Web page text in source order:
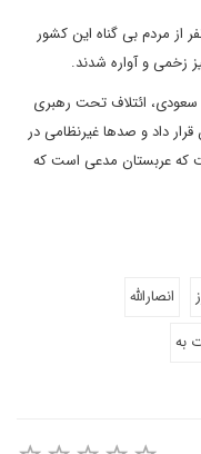
از مردم بی گناه این کشور
زخمی و آواره شدند.
سعودی، ائتلاف تحت رهبری
داد و صدها غیرنظامی در
که عربستان مدعی است که
انصارالله
به